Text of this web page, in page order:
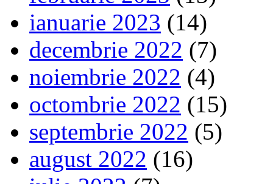
ianuarie 2023 (14)
decembrie 2022 (7)
noiembrie 2022 (4)
octombrie 2022 (15)
septembrie 2022 (5)
august 2022 (16)